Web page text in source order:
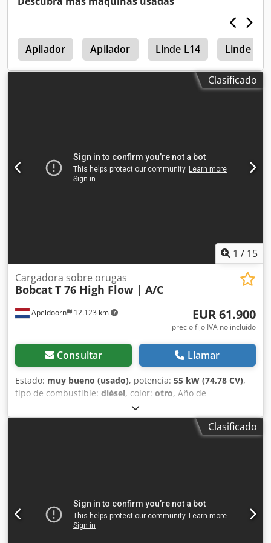
de chasis: rígido Dirección: rígida Marca del motor: Bobcat
Peso en vacío: 4.898 kg Dimensiones (L x A x H): 390 x 186 x
206 cm Funcional Sistema de cambio rápido: Sí
Certificación CE: sí Estado Estado técnico: muy bueno
Estado visual: muy bueno = Otras opciones y equipamiento
= - Faro(s) de trabajo - Suspensión del brazo - Orugas de
goma - Gran caudal - Acoplamiento rápido hidráulico - Luz
acondicionado, asiento neumático.
Apilador Apilador Linde L14 Linde L12
Clasificado
1 / 15
Apeldoorn 12.123 km
Cargadora sobre orugas
BobcatT 76 High Flow | A/C
EUR 61.900
precio fijo IVA no incluído
Consultar Llamar
Estado: muy bueno (usado), potencia: 55 kW (74,78 CV),
tipo de combustible: diésel, color: otro, Año de
, horas de funcionamiento:
Equipamiento:aire acondicionado, Información técnica
Número de cilindros: 4 Cilindrada del motor: 2.400 cc
hidráulico - Faro(s) de trabajo - Orugas de goma - Alto
caudal - Acoplador rápido hidráulico - Iluminación LED -
Luz de señalización - Dos velocidades = Observaciones =
Clasificado